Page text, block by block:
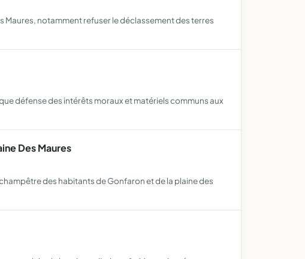
notamment refuser le déclassement des terres
défense des intérêts moraux et matériels communs aux
Des Maures
des habitants de Gonfaron et de la plaine des